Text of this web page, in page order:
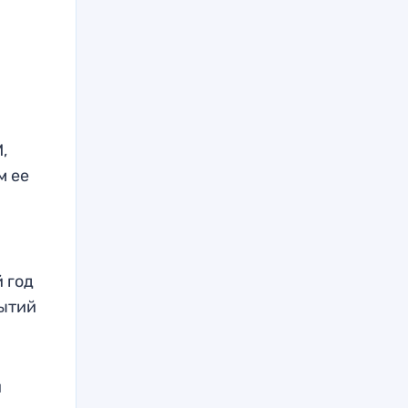
ее
год